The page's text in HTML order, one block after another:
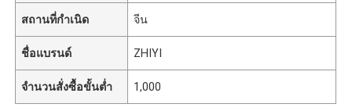
สถานที่กำเนิด จีน
ชื่อแบรนด์ ZHIYI
จำนวนสั่งซื้อขั้นต่ำ 1,000